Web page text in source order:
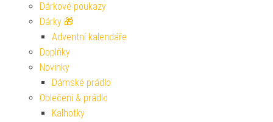
Dárkové poukazy
Dárky 🎁
Adventní kalendáře
Doplňky
Novinky
Dámské prádlo
Oblečení & prádlo
Kalhotky